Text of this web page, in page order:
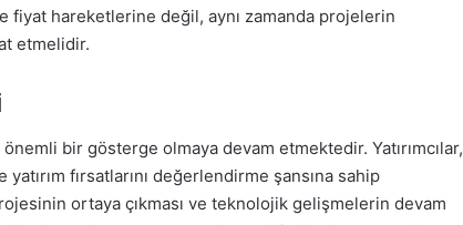
fiyat hareketlerine değil, aynı zamanda projelerin
etmelidir.
bir gösterge olmaya devam etmektedir. Yatırımcılar,
fırsatlarını değerlendirme şansına sahip
ortaya çıkması ve teknolojik gelişmelerin devam